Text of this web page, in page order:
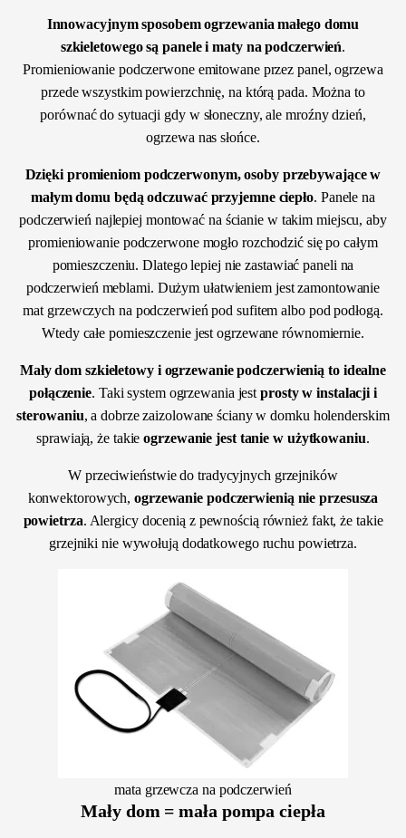
Innowacyjnym sposobem ogrzewania małego domu
szkieletowego są panele i maty na podczerwień.
Promieniowanie podczerwone emitowane przez panel, ogrzewa
przede wszystkim powierzchnię, na którą pada. Można to
porównać do sytuacji gdy w słoneczny, ale mroźny dzień,
ogrzewa nas słońce.
Dzięki promieniom podczerwonym, osoby przebywające w
małym domu będą odczuwać przyjemne ciepło. Panele na
podczerwień najlepiej montować na ścianie w takim miejscu, aby
promieniowanie podczerwone mogło rozchodzić się po całym
pomieszczeniu. Dlatego lepiej nie zastawiać paneli na
podczerwień meblami. Dużym ułatwieniem jest zamontowanie
mat grzewczych na podczerwień pod sufitem albo pod podłogą.
Wtedy całe pomieszczenie jest ogrzewane równomiernie.
Mały dom szkieletowy i ogrzewanie podczerwienią to idealne
połączenie. Taki system ogrzewania jestprosty w instalacji i
sterowaniu, a dobrze zaizolowane ściany w domku holenderskim
sprawiają, że takieogrzewanie jest tanie w użytkowaniu.
W przeciwieństwie do tradycyjnych grzejników
konwektorowych,ogrzewanie podczerwienią nie przesusza
powietrza. Alergicy docenią z pewnością również fakt, że takie
grzejniki nie wywołują dodatkowego ruchu powietrza.
mata grzewcza na podczerwień
Mały dom = mała pompa ciepła